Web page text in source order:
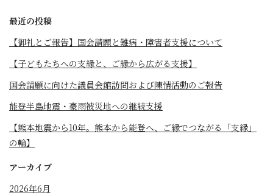
最近の投稿
【御礼とご報告】国会請願と難病・障害者支援について
【子どもたちへの支縁と、ご縁から広がる支援】
国会請願に向けた議員会館訪問および陳情活動のご報告
能登半島地震・豪雨被災地への継続支援
【熊本地震から10年。熊本から能登へ、ご縁でつながる「支縁」
の輪】
アーカイブ
2026年6月